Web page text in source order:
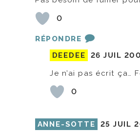
0
RÉPONDRE
DEEDEE
26 JUIL
Je n’ai pas écrit ça…
0
ANNE-SOTTE 25 JUIL